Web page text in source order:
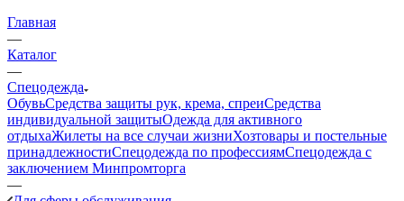
Главная
—
Каталог
—
Спецодежда
ОбувьСредства защиты рук, крема, спреиСредства
индивидуальной защитыОдежда для активного
отдыхаЖилеты на все случаи жизниХозтовары и постельные
принадлежностиСпецодежда по профессиямСпецодежда с
заключением Минпромторга
—